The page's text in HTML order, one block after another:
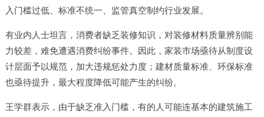
入门槛过低、标准不统一、监管真空制约行业发展。
有业内人士坦言，消费者缺乏装修知识，对装修材料质量辨别能
力较差，难免遭遇消费纠纷事件。因此，家装市场亟待从制度设
计层面予以规范，加大违规惩处力度；建材质量标准、环保标准
也亟待提升，最大程度降低可能产生的纠纷。
王学群表示，由于缺乏准入门槛，有的人可能连基本的建筑施工